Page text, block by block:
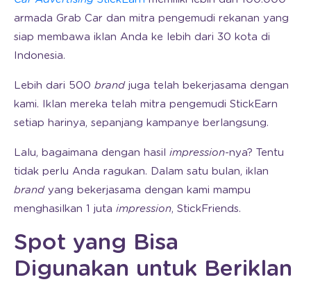
armada Grab Car dan mitra pengemudi rekanan yang
siap membawa iklan Anda ke lebih dari 30 kota di
Indonesia.
Lebih dari 500 brand juga telah bekerjasama dengan
kami. Iklan mereka telah mitra pengemudi StickEarn
setiap harinya, sepanjang kampanye berlangsung.
Lalu, bagaimana dengan hasil impression-nya? Tentu
tidak perlu Anda ragukan. Dalam satu bulan, iklan
brand yang bekerjasama dengan kami mampu
menghasilkan 1 juta impression, StickFriends.
Spot yang Bisa
Digunakan untuk Beriklan